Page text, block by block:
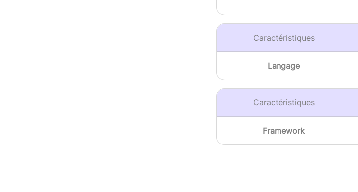
Caractéristiques
Langage
Caractéristiques
Framework